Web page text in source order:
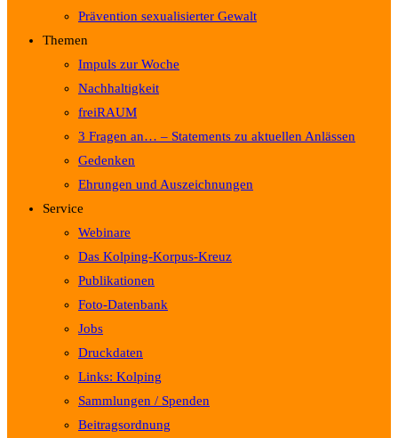
Prävention sexualisierter Gewalt
Themen
Impuls zur Woche
Nachhaltigkeit
freiRAUM
3 Fragen an… – Statements zu aktuellen Anlässen
Gedenken
Ehrungen und Auszeichnungen
Service
Webinare
Das Kolping-Korpus-Kreuz
Publikationen
Foto-Datenbank
Jobs
Druckdaten
Links: Kolping
Sammlungen / Spenden
Beitragsordnung